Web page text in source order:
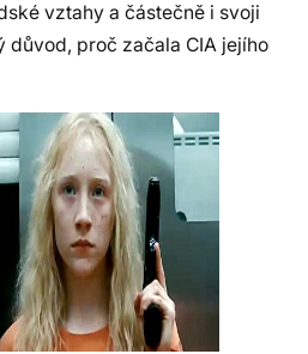
vztahy a částečně i svoji
důvod, proč začala CIA jejího